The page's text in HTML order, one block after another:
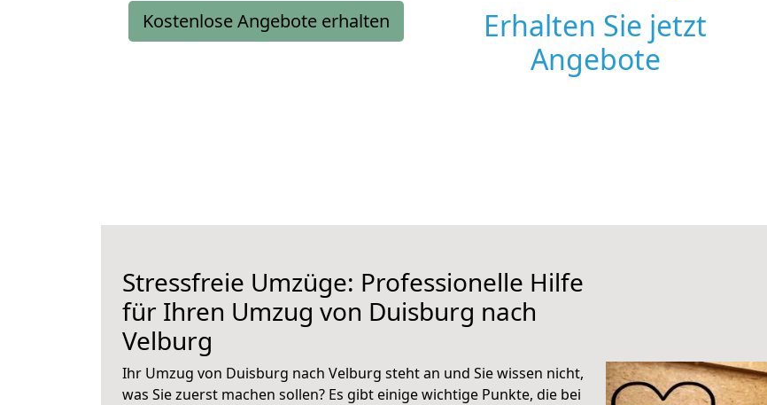
Kostenlose Angebote erhalten
Erhalten Sie jetzt
Angebote
Stressfreie Umzüge: Professionelle Hilfe
für Ihren Umzug von Duisburg nach
Velburg
Ihr Umzug von Duisburg nach Velburg steht an und Sie wissen nicht,
was Sie zuerst machen sollen? Es gibt einige wichtige Punkte, die bei